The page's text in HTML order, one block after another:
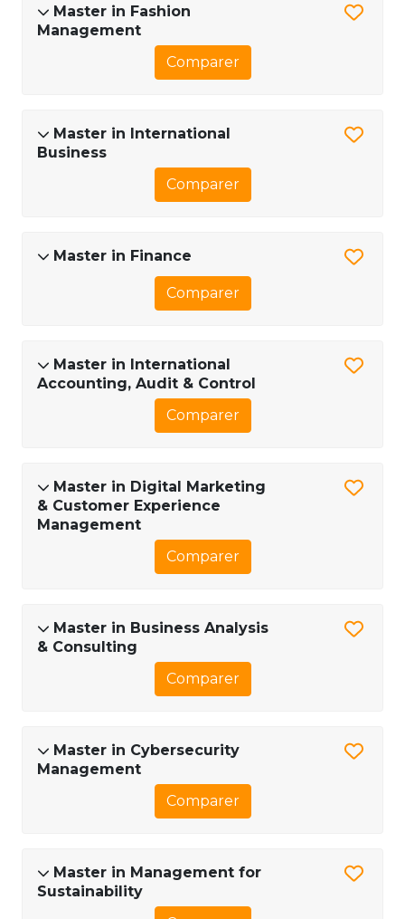
Master in Fashion
Management
Comparer
Master in International
Business
Comparer
Master in Finance
Comparer
Master in International
Accounting, Audit & Control
Comparer
Master in Digital Marketing
& Customer Experience
Management
Comparer
Master in Business Analysis
& Consulting
Comparer
Master in Cybersecurity
Management
Comparer
Master in Management for
Sustainability